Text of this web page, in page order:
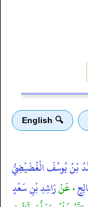
🔍 English
بْنُ يُوسُفَ الْغُضَيْضِيُّ
، عَنْرَاشِدِ بْنِ سَعْدٍ